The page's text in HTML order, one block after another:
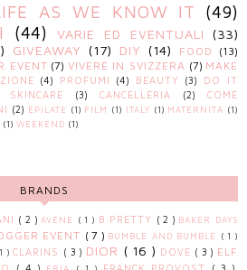
AS WE KNOW IT
(49)
(44) VARIE ED EVENTUALI
(33)
GIVEAWAY (17) DIY (14) FOOD
(13)
EVENT (7) VIVERE IN SVIZZERA (7) MAKE
(4) PROFUMI (4) BEAUTY (3)
DO IT
SKINCARE (3) CANCELLERIA (2)
COME
(2) EPILATE (1) FILM (1) ITALY (1) MATERNITÀ (1)
(1) WEEKEND (1)
BRANDS
( 2 ) AVÈNE ( 1 ) B PRETTY ( 2 ) BAKER DAYS
EVENT ( 7 ) BUMBLE AND BUMBLE ( 1 )
)CLARINS ( 3 ) DIOR ( 16 ) DOVE ( 3 ) ELF